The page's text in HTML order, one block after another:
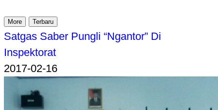
More Terbaru
Satgas Saber Pungli “Ngantor” Di
Inspektorat
2017-02-16